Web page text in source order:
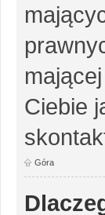
Ciebie
Góra